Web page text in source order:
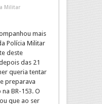
Militar
mais
Polícia Militar
deste
das 21
queria tentar
preparava
BR-153. O
que ao ser